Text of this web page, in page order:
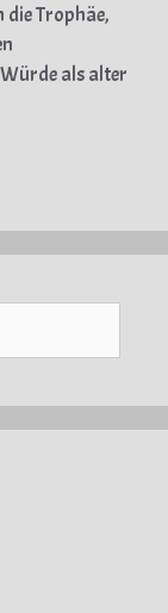
Trophäe,
als alter